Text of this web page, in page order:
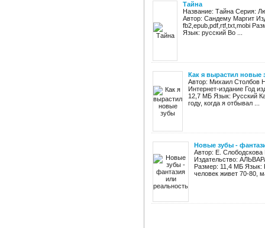
Тайна
Название: Тайна Серия:
Автор: Сандему Маргит
fb2,epub,pdf,rtf,txt,mobi
Язык: русский Во ...
Как я вырастил новые
Автор: Михаил Столбов
Интернет-издание Год
12,7 МБ Язык: Русский
году, когда я отбывал ...
Новые зубы -
Автор: Е.
Издательство:
Размер: 11,4 МБ Язык:
человек живет 70-80,